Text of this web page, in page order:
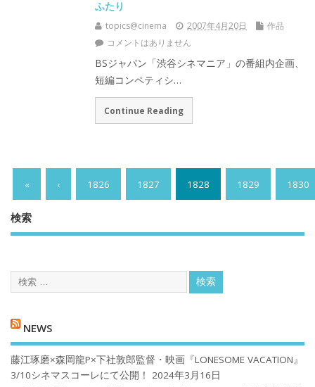
ふたり
topics@cinema 2007年4月20日
作品
コメントはありません
BSジャパン「渋谷シネマニア」の番組内企画、
短編コンペティシ…
Continue Reading
« ‹ 1826 1827 1828 1829 1830
検索
NEWS
藤江琢磨×森岡龍P×下社敦郎監督・映画『LONESOME VACATION』
3/10シネマスコーレにて公開！
2024年3月16日